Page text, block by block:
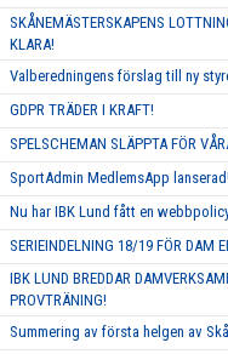
SKÅNEMÄSTERSKAPENS
KLARA!
Valberedningens förslag till ny
GDPR TRÄDER I KRAFT!
SPELSCHEMAN SLÄPPTA FÖR
SportAdmin MedlemsApp
Nu har IBK Lund fått en
SERIEINDELNING 18/19 FÖR DAM
IBK LUND BREDDAR
PROVTRÄNING!
Summering av första helgen av